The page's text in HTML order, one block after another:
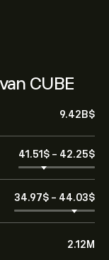
CUBE
9.42B‎$‎
41.51‎$‎ - 42.25‎$‎
34.97‎$‎ - 44.03‎$‎
2.12M